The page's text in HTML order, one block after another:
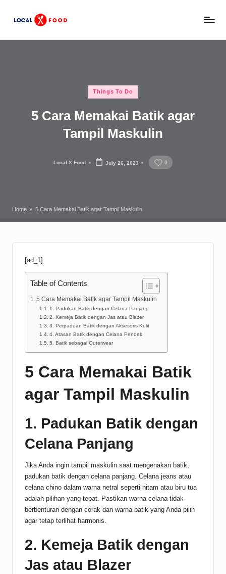
keluarga
Posted
in
Things To Do
5 Cara Memakai Batik agar
Tampil Maskulin
Posted
Local X Food July 26, 2023 0
Home » 5 Cara Memakai Batik agar Tampil Maskulin
[ad_1]
Table of Contents
5 Cara Memakai Batik agar Tampil Maskulin
1. Padukan Batik dengan Celana Panjang
2. Kemeja Batik dengan Jas atau Blazer
3. Perpaduan Batik dengan Aksesoris Kulit
4. Atasan Batik dengan Celana Pendek
5. Batik sebagai Outerwear
5 Cara Memakai Batik
agar Tampil Maskulin
1. Padukan Batik dengan
Celana Panjang
Jika Anda ingin tampil maskulin saat mengenakan batik,
padukan batik dengan celana panjang. Celana jeans atau
celana chino dalam warna netral seperti hitam atau biru tua
adalah pilihan yang tepat. Pastikan warna celana tidak
berbenturan dengan corak dan warna batik yang Anda pilih
agar tetap terlihat harmonis.
2. Kemeja Batik dengan
Jas atau Blazer